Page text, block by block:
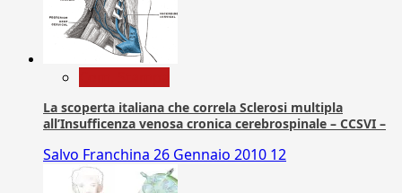
La scoperta italiana che correla Sclerosi multipla
all’Insufficenza venosa cronica cerebrospinale – CCSVI –
Salvo Franchina 26 Gennaio 2010 12